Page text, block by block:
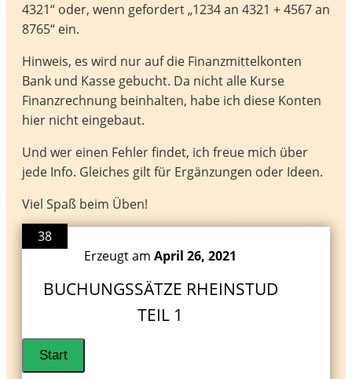
4321“ oder, wenn gefordert „1234 an 4321 + 4567 an
8765“ ein.
Hinweis, es wird nur auf die Finanzmittelkonten
Bank und Kasse gebucht. Da nicht alle Kurse
Finanzrechnung beinhalten, habe ich diese Konten
hier nicht eingebaut.
Und wer einen Fehler findet, ich freue mich über
jede Info. Gleiches gilt für Ergänzungen oder Ideen.
Viel Spaß beim Üben!
38
Erzeugt amApril 26, 2021
BUCHUNGSSÄTZE RHEINSTUD
TEIL 1